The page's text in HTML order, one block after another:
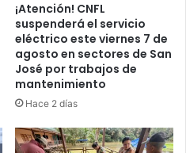
¡Atención! CNFL
suspenderá el servicio
eléctrico este viernes 7 de
agosto en sectores de San
José por trabajos de
mantenimiento
Hace 2 días